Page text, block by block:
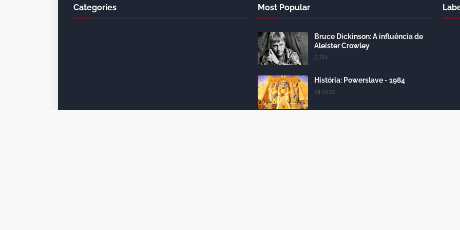
Categories Most Popular
Bruce Dickinson: A influência de
Aleister Crowley
5.7.11
História: Powerslave - 1984
24.10.12